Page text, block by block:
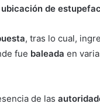
de
, tras lo cual,
fue baleada en
de las